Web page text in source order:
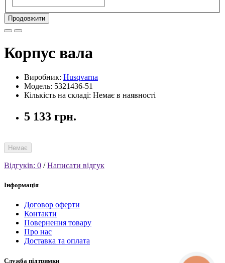
Продовжити
Корпус вала
Виробник: Husqvarna
Модель: 5321436-51
Кількість на складі: Немає в наявності
5 133 грн.
Немає
Відгуків: 0 /Написати відгук
Інформація
Договор оферти
Контакти
Повернення товару
Про нас
Доставка та оплата
Служба підтримки